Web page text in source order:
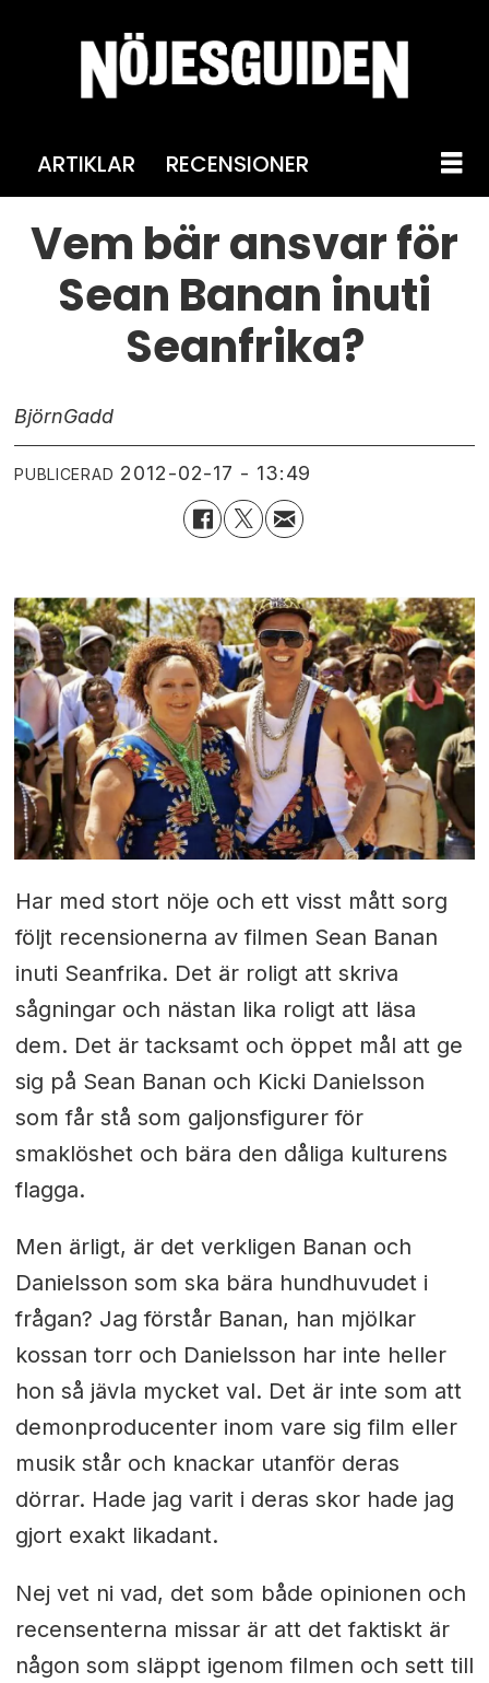
ARTIKLAR RECENSIONER
Vem bär ansvar för
Sean Banan inuti
Seanfrika?
BjörnGadd
PUBLICERAD 2012-02-17 - 13:49
Har med stort nöje och ett visst mått sorg
följt recensionerna av filmen Sean Banan
inuti Seanfrika. Det är roligt att skriva
sågningar och nästan lika roligt att läsa
dem. Det är tacksamt och öppet mål att ge
sig på Sean Banan och Kicki Danielsson
som får stå som galjonsfigurer för
smaklöshet och bära den dåliga kulturens
flagga.
Men ärligt, är det verkligen Banan och
Danielsson som ska bära hundhuvudet i
frågan? Jag förstår Banan, han mjölkar
kossan torr och Danielsson har inte heller
hon så jävla mycket val. Det är inte som att
demonproducenter inom vare sig film eller
musik står och knackar utanför deras
dörrar. Hade jag varit i deras skor hade jag
gjort exakt likadant.
Nej vet ni vad, det som både opinionen och
recensenterna missar är att det faktiskt är
någon som släppt igenom filmen och sett till